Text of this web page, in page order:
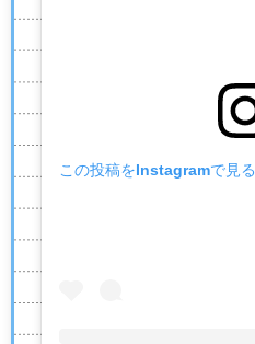
この投稿をInstagramで見る